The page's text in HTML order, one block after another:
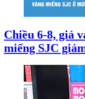
Chiều 6-8, giá
miếng SJC